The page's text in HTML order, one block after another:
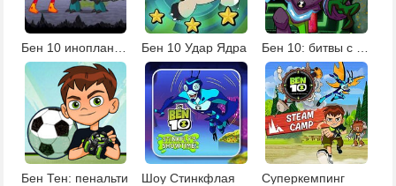
Бен 10 Удар Ядра
Бен Тен: пенальти Шоу Стинкфлая Суперкемпинг